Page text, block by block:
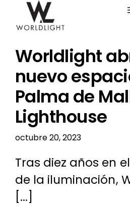
contenido
Catálogo
Blog
Nosotros
Worldlight
nuevo
Palma de
Lighthouse
octubre 20, 2023
Tras diez años en
de la iluminación,
[...]